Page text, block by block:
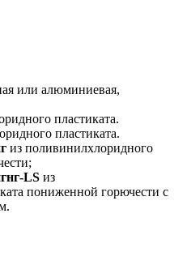
или алюминиевая,
пластиката.
пластиката.
из поливинилхлоридного
-LS из
пониженной горючести с